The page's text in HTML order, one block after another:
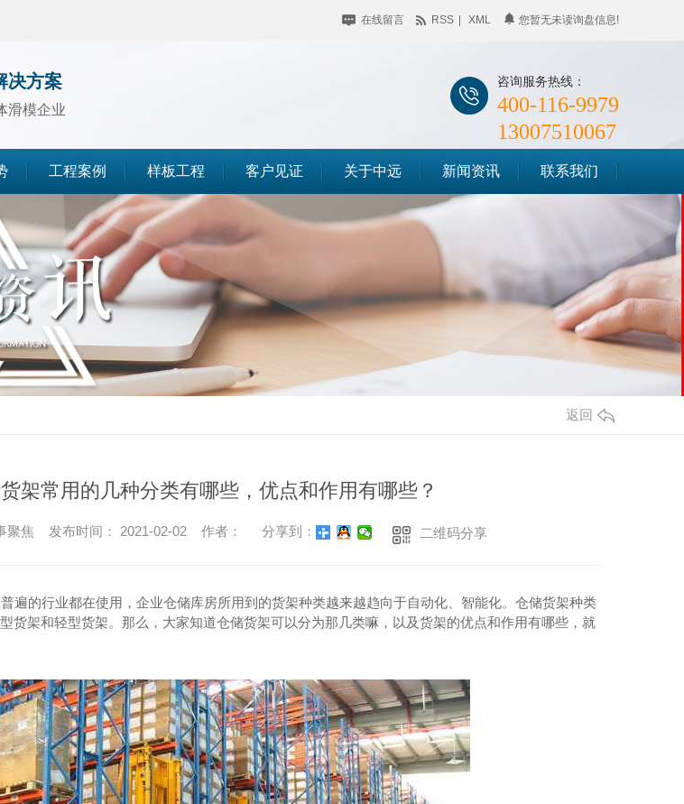
您暂无未读询盘信息!
在线留言 RSS XML
决方案
滑模企业
咨询服务热线：
400-116-9979
13007510067
煤仓滑模 储料仓滑模
水泥仓滑模 筒仓滑模
工程案例 样板工程 客户见证 关于中远
公司简介
荣誉资质
新闻资讯
知识百科
联系我们
返回
架常用的几种分类有哪些，优点和作用有哪些？
聚焦 发布时间： 2021-02-02 作者： 分享到： 二维码分享
遍的行业都在使用，企业仓储库房所用到的货架种类越来越趋向于自动化、智能化。仓储货架种类
货架和轻型货架。那么，大家知道仓储货架可以分为那几类嘛，以及货架的优点和作用有哪些，就